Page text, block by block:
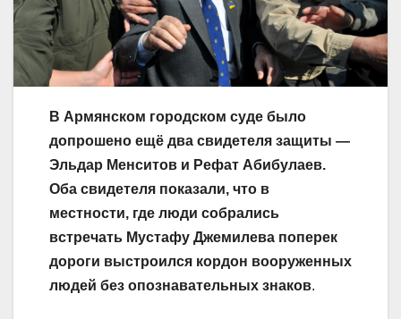
В Армянском городском суде было
допрошено ещё два свидетеля защиты —
Эльдар Менситов и Рефат Абибулаев.
Оба свидетеля показали, что в
местности, где люди собрались
встречать Мустафу Джемилева поперек
дороги выстроился кордон вооруженных
людей без опознавательных знаков.